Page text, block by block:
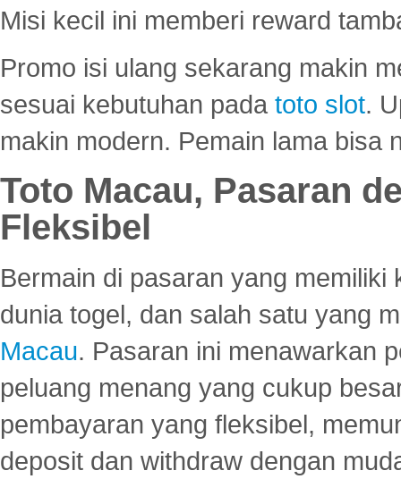
Misi kecil ini memberi reward
Promo isi ulang sekarang makin
sesuai kebutuhan pada toto slot.
makin modern. Pemain lama bisa
Toto Macau, Pasaran
Fleksibel
Bermain di pasaran yang
dunia togel, dan salah satu yang
Macau. Pasaran ini menawarkan
peluang menang yang cukup
pembayaran yang fleksibel,
deposit dan withdraw dengan